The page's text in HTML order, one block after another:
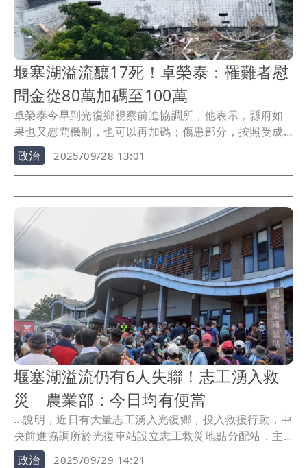
堰塞湖溢流釀17死！卓榮泰：罹難者慰
問金從80萬加碼至100萬
卓榮泰今早到光復鄉視察前進協調所，他表示，縣府如
果也又慰問機制，也可以再加碼；傷患部分，按照受成
程度...
政治 2025/09/28 13:01
堰塞湖溢流仍有6人失聯！志工湧入救
災 農業部：今日均有便當
...說明，近日有大量志工湧入光復鄉，投入救援行動，中
央前進協調所於光復車站設立志工救災地點分配站，主
要分...
政治 2025/09/29 14:21